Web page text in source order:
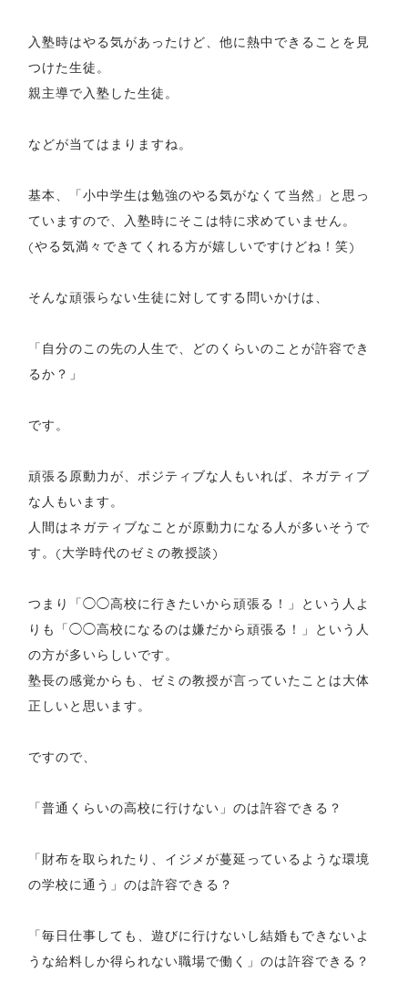
入塾時はやる気があったけど、他に熱中できることを見
つけた生徒。
親主導で入塾した生徒。
などが当てはまりますね。
基本、「小中学生は勉強のやる気がなくて当然」と思っ
ていますので、入塾時にそこは特に求めていません。
(やる気満々できてくれる方が嬉しいですけどね！笑)
そんな頑張らない生徒に対してする問いかけは、
「自分のこの先の人生で、どのくらいのことが許容でき
るか？」
です。
頑張る原動力が、ポジティブな人もいれば、ネガティブ
な人もいます。
人間はネガティブなことが原動力になる人が多いそうで
す。(大学時代のゼミの教授談)
つまり「◯◯高校に行きたいから頑張る！」という人よ
りも「◯◯高校になるのは嫌だから頑張る！」という人
の方が多いらしいです。
塾長の感覚からも、ゼミの教授が言っていたことは大体
正しいと思います。
ですので、
「普通くらいの高校に行けない」のは許容できる？
「財布を取られたり、イジメが蔓延っているような環境
の学校に通う」のは許容できる？
「毎日仕事しても、遊びに行けないし結婚もできないよ
うな給料しか得られない職場で働く」のは許容できる？